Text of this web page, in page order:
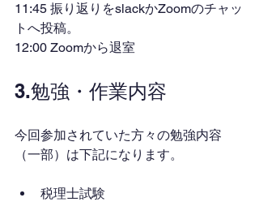
11:45 振り返りをslackかZoomのチャッ
トへ投稿。
12:00 Zoomから退室
3.勉強・作業内容
今回参加されていた方々の勉強内容
（一部）は下記になります。
税理士試験